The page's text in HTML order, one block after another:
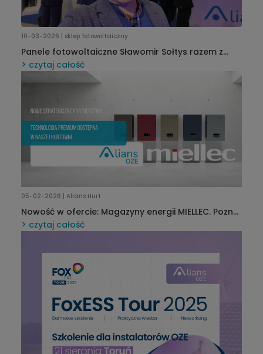
10-03-2026 | sklep fotowoltaiczny
Panele fotowoltaiczne Sławomir Sołtys razem z
Alians-OZE i Alians-Shop na Targach Enex 2026
czytaj całość
05-02-2026 | Alians Hurt
Nowość w ofercie: Magazyny energii MIELLEC. Poznaj
technologię wybraną przez ekspertów
czytaj całość